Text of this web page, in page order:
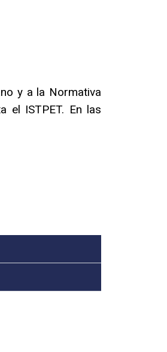
y a la Normativa
el ISTPET. En las